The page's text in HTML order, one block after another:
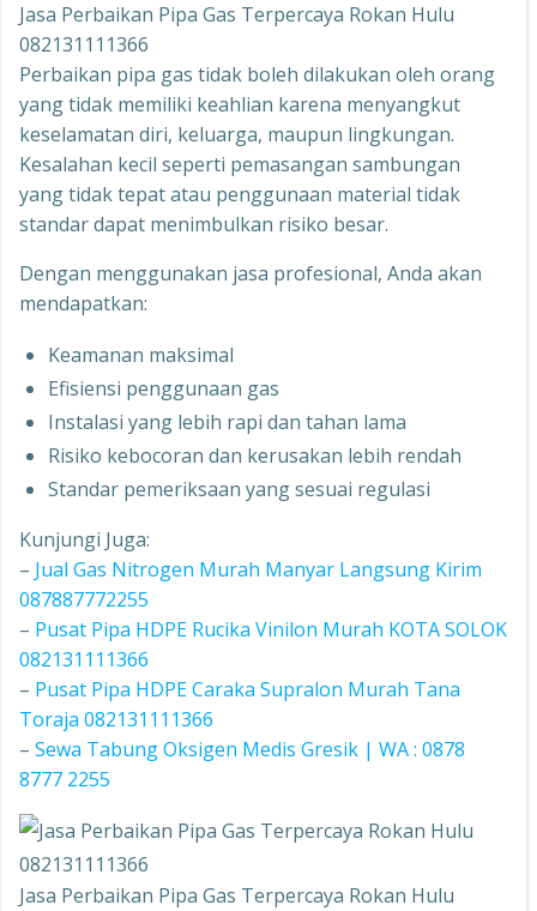
Jasa Perbaikan Pipa Gas Terpercaya Rokan Hulu
082131111366
Perbaikan pipa gas tidak boleh dilakukan oleh orang
yang tidak memiliki keahlian karena menyangkut
keselamatan diri, keluarga, maupun lingkungan.
Kesalahan kecil seperti pemasangan sambungan
yang tidak tepat atau penggunaan material tidak
standar dapat menimbulkan risiko besar.
Dengan menggunakan jasa profesional, Anda akan
mendapatkan:
Keamanan maksimal
Efisiensi penggunaan gas
Instalasi yang lebih rapi dan tahan lama
Risiko kebocoran dan kerusakan lebih rendah
Standar pemeriksaan yang sesuai regulasi
Kunjungi Juga:
– Jual Gas Nitrogen Murah Manyar Langsung Kirim
087887772255
– Pusat Pipa HDPE Rucika Vinilon Murah KOTA SOLOK
082131111366
– Pusat Pipa HDPE Caraka Supralon Murah Tana
Toraja 082131111366
– Sewa Tabung Oksigen Medis Gresik | WA : 0878
8777 2255
Jasa Perbaikan Pipa Gas Terpercaya Rokan Hulu